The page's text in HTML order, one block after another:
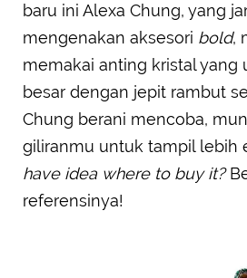
baru ini Alexa Chung, yang
mengenakan aksesori bold,
memakai anting kristal yang
besar dengan jepit rambut
Chung berani mencoba,
giliranmu untuk tampil lebih
have idea where to buy it?
referensinya!